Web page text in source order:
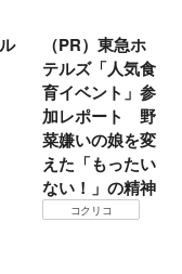
（PR）東急ホ
テルズ「人気食
育イベント」参
加レポート 野
菜嫌いの娘を変
えた「もったい
ない！」の精神
コクリコ